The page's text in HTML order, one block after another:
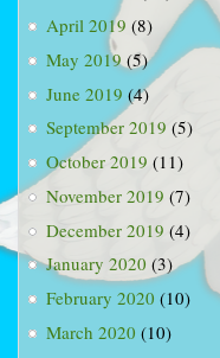
April 2019 (8)
May 2019(5)
June 2019 (4)
September 2019 (5)
October 2019 (11)
November 2019 (7)
December 2019 (4)
January 2020 (3)
February 2020 (10)
March 2020 (10)